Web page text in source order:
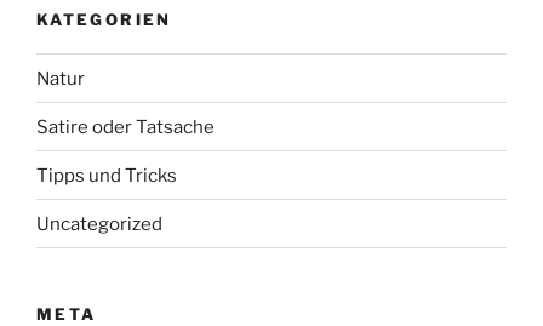
KATEGORIEN
Natur
Satire oder Tatsache
Tipps und Tricks
Uncategorized
META